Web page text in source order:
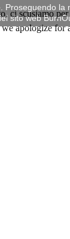
ci scusiamo
apologize for
sito web